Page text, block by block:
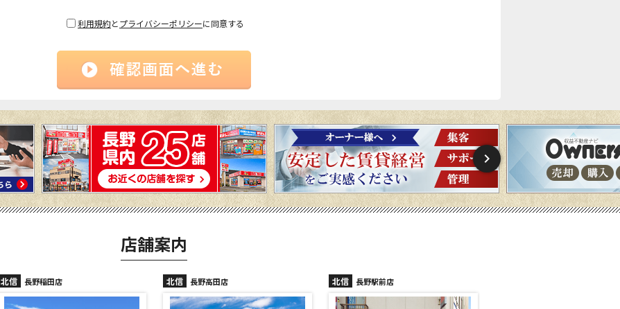
利用規約とプライバシーポリシーに同意する
店舗案内
北信 長野高田店 北信 長野駅前店 北信 長野稲里店